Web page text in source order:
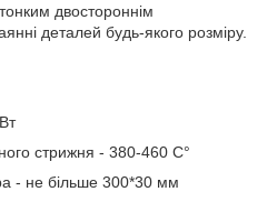
двостороннім
деталей будь-якого розміру.
стрижня - 380-460 С°
- не більше 300*30 мм